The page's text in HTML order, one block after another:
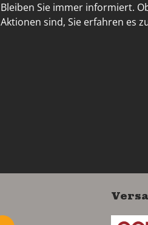
Bleiben Sie immer informiert.
Aktionen sind, Sie erfahren es